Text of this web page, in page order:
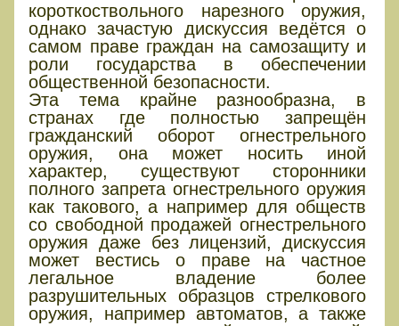
короткоствольного нарезного оружия,
однако зачастую дискуссия ведётся о
самом праве граждан на самозащиту и
роли государства в обеспечении
общественной безопасности.
Эта тема крайне разнообразна, в
странах где полностью запрещён
гражданский оборот огнестрельного
оружия, она может носить иной
характер, существуют сторонники
полного запрета огнестрельного оружия
как такового, а например для обществ
со свободной продажей огнестрельного
оружия даже без лицензий, дискуссия
может вестись о праве на частное
легальное владение более
разрушительных образцов стрелкового
оружия, например автоматов, а также